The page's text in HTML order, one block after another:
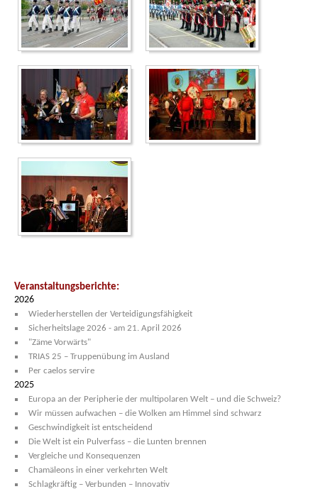
Veranstaltungsberichte:
2026
Wiederherstellen der Verteidigungsfähigkeit
Sicherheitslage 2026 - am 21. April 2026
"Zäme Vorwärts"
TRIAS 25 – Truppenübung im Ausland
Per caelos servire
2025
Europa an der Peripherie der multipolaren Welt – und die Schweiz?
Wir müssen aufwachen – die Wolken am Himmel sind schwarz
Geschwindigkeit ist entscheidend
Die Welt ist ein Pulverfass – die Lunten brennen
Vergleiche und Konsequenzen
Chamäleons in einer verkehrten Welt
Schlagkräftig – Verbunden – Innovativ